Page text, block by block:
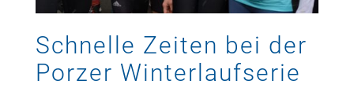
Schnelle Zeiten bei der
Porzer Winterlaufserie